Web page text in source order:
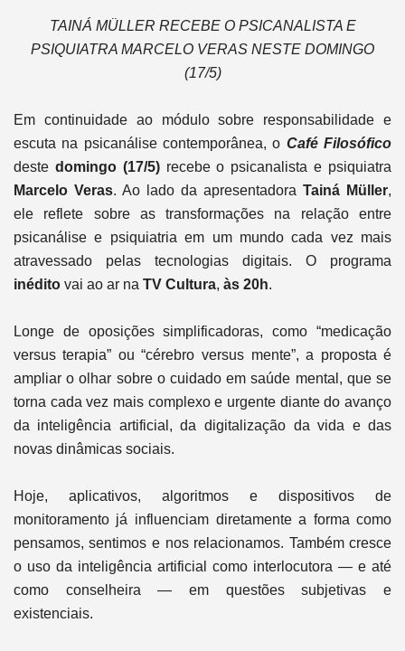
TAINÁ MÜLLER RECEBE O PSICANALISTA E
PSIQUIATRA MARCELO VERAS NESTE DOMINGO
(17/5)
Em continuidade ao módulo sobre responsabilidade e
escuta na psicanálise contemporânea, o Café Filosófico
deste domingo (17/5)recebe o psicanalista e psiquiatra
Marcelo Veras. Ao lado da apresentadoraTainá Müller,
ele reflete sobre as transformações na relação entre
psicanálise e psiquiatria em um mundo cada vez mais
atravessado pelas tecnologias digitais. O programa
inédito vai ao ar na TV Cultura, às 20h.
Longe de oposições simplificadoras, como “medicação
versus terapia” ou “cérebro versus mente”, a proposta é
ampliar o olhar sobre o cuidado em saúde mental, que se
torna cada vez mais complexo e urgente diante do avanço
da inteligência artificial, da digitalização da vida e das
novas dinâmicas sociais.
Hoje, aplicativos, algoritmos e dispositivos de
monitoramento já influenciam diretamente a forma como
pensamos, sentimos e nos relacionamos. Também cresce
o uso da inteligência artificial como interlocutora — e até
como conselheira — em questões subjetivas e
existenciais.